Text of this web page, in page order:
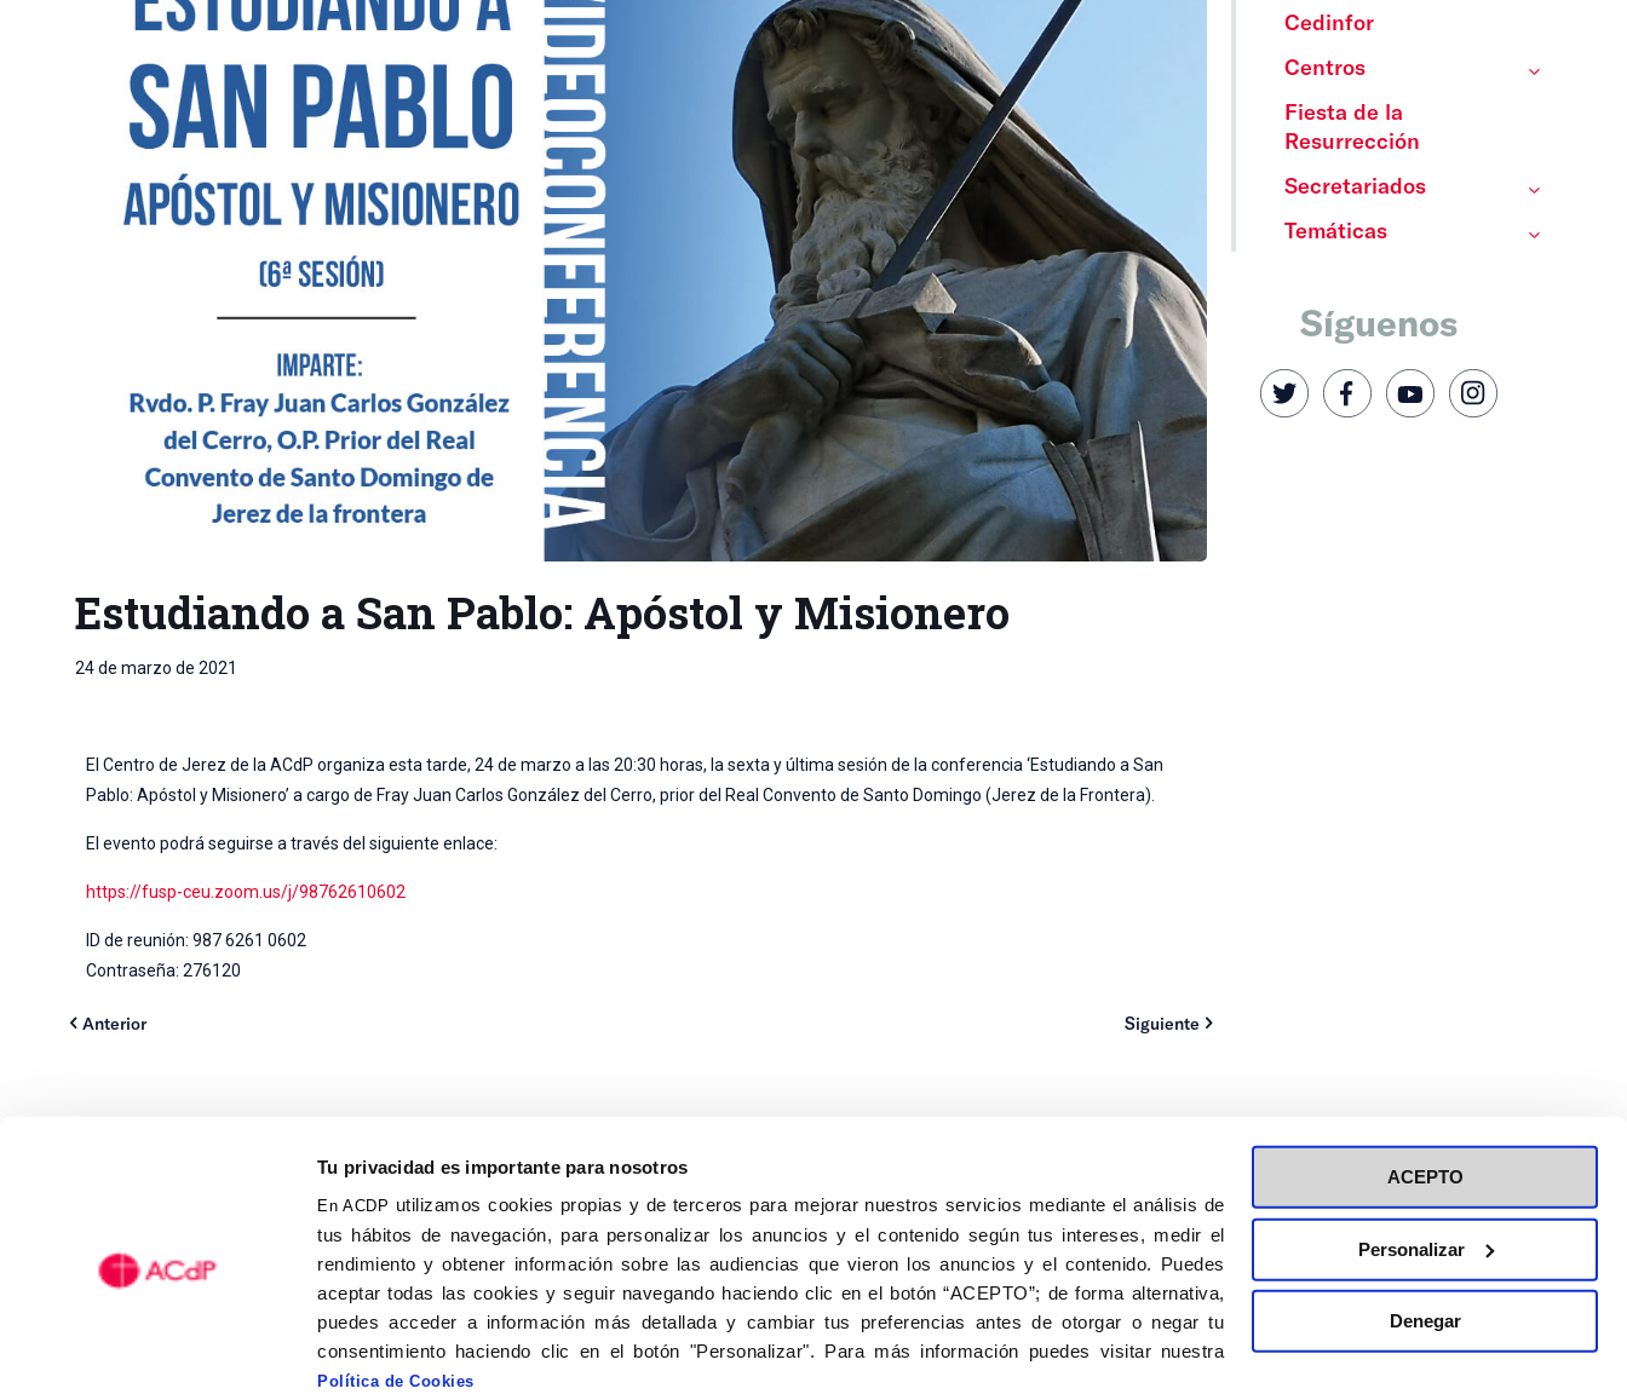
Tu privacidad es importante para nosotros
En ACDP utilizamos cookies propias y de terceros para mejorar nuestros servicios mediante el análisis de
tus hábitos de navegación, para personalizar los anuncios y el contenido según tus intereses, medir el
rendimiento y obtener información sobre las audiencias que vieron los anuncios y el contenido. Puedes
aceptar todas las cookies y seguir navegando haciendo clic en el botón “ACEPTO”; de forma alternativa,
puedes acceder a información más detallada y cambiar tus preferencias antes de otorgar o negar tu
consentimiento haciendo clic en el botón "Personalizar". Para más información puedes visitar nuestra
Política de Cookies
ACEPTO
Personalizar
Denegar
Estudiando a San Pablo: Apóstol y Misionero
24 de marzo de 2021
El Centro de Jerez de la ACdP organiza esta tarde, 24 de marzo a las 20:30 horas, la sexta y última sesión de la conferencia ‘Estudiando a San
Pablo: Apóstol y Misionero’ a cargo de Fray Juan Carlos González del Cerro, prior del Real Convento de Santo Domingo (Jerez de la Frontera).
El evento podrá seguirse a través del siguiente enlace:
https://fusp-ceu.zoom.us/j/98762610602
ID de reunión: 987 6261 0602
Contraseña: 276120
Anterior Siguiente
Cedinfor
Centros
Fiesta de la
Resurrección
Secretariados
Temáticas
Síguenos
Calle Isaac Peral, 58 C.P.: 28040, Madrid
Tel (+34) 91 456 63 27
Fax: (+34) 91 535 19 98
acdp@acdp.es
Aviso Legal Inscripción a eventos
Política de privacidad de RRSS
Política de cookies